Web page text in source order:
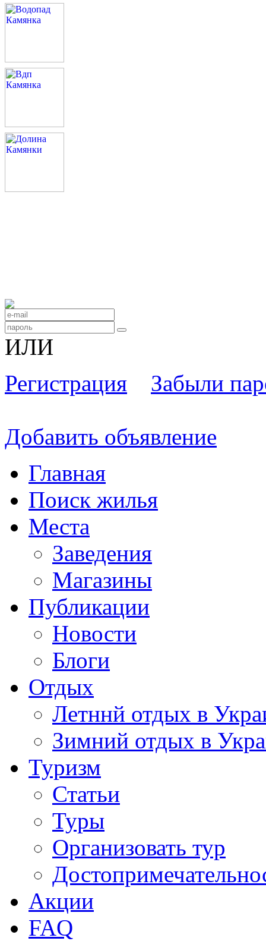
ИЛИ
Регистрация
Забыли
Добавить объявление
Главная
Поиск жилья
Места
Заведения
Магазины
Публикации
Новости
Блоги
Отдых
Летннй отдых в
Зимний отдых в
Туризм
Статьи
Туры
Организовать тур
Акции
FAQ